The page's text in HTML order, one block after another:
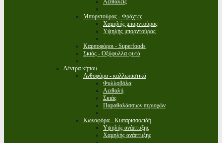
Αειθαλείς
Μπορντούρας - Φράχτες
Χαμηλής μπορντούρας
Υψηλής μπορντούρας
Καρποφόροι - Superfoods
Σκιάς - Οξύφυλλα φυτά
Δέντρα κήπου
Ανθοφόρα - καλλωπιστικά
Φυλλοβόλα
Αειθαλή
Σκιάς
Παραθαλάσσιων περιοχών
Κωνοφόρα - Κυπαρισσοειδή
Υψηλής ανάπτυξης
Χαμηλής ανάπτυξης